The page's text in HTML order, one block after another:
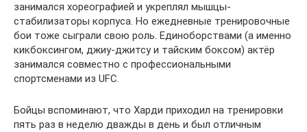
занимался хореографией и укреплял мышцы-
стабилизаторы корпуса. Но ежедневные тренировочные
бои тоже сыграли свою роль. Единоборствами (а именно
кикбоксингом, джиу-джитсу и тайским боксом) актёр
занимался совместно с профессиональными
спортсменами из UFC.
Бойцы вспоминают, что Харди приходил на тренировки
пять раз в неделю дважды в день и был отличным